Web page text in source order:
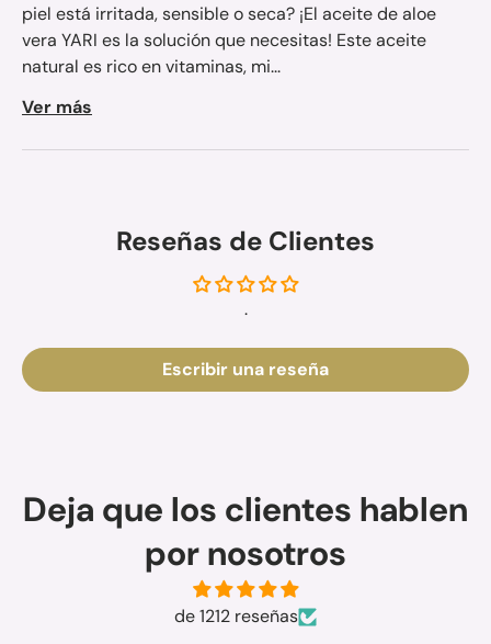
piel está irritada, sensible o seca? ¡El aceite de aloe
vera YARI es la solución que necesitas! Este aceite
natural es rico en vitaminas, mi...
Ver más
Reseñas de Clientes
.
Escribir una reseña
Deja que los clientes hablen
por nosotros
de 1212 reseñas